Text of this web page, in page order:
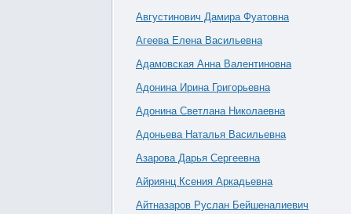
Августинович Дамира Фуатовна
Агеева Елена Васильевна
Адамовская Анна Валентиновна
Адонина Ирина Григорьевна
Адонина Светлана Николаевна
Адоньева Наталья Васильевна
Азарова Дарья Сергеевна
Айриянц Ксения Аркадьевна
Айтназаров Руслан Бейшеналиевич